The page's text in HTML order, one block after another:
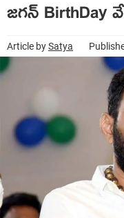
జ‌గ‌న్‌ BirthDay
Article bySatya